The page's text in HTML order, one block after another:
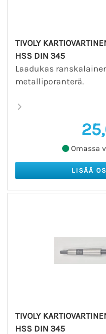
TIVOLY
HSS DIN 345
Laadukas
metalliporanterä.
Omassa
TIVOLY
HSS DIN 345